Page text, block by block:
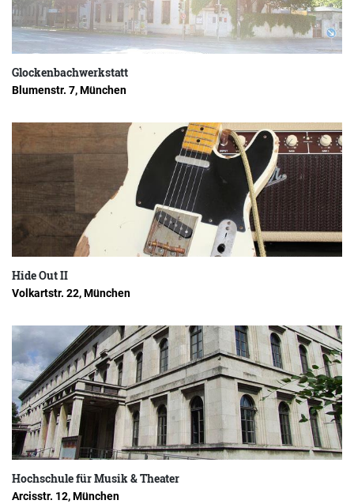
Glockenbachwerkstatt
Blumenstr. 7, München
Hide Out II
Volkartstr. 22, München
Hochschule für Musik & Theater
Arcisstr. 12, München